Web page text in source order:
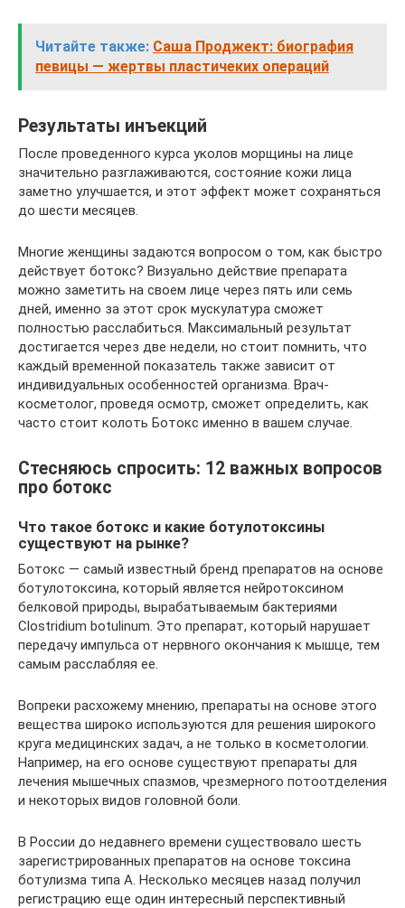
Читайте также: Саша Проджект: биография
певицы — жертвы пластичеких операций
Результаты инъекций
После проведенного курса уколов морщины на лице
значительно разглаживаются, состояние кожи лица
заметно улучшается, и этот эффект может сохраняться
до шести месяцев.
Многие женщины задаются вопросом о том, как быстро
действует ботокс? Визуально действие препарата
можно заметить на своем лице через пять или семь
дней, именно за этот срок мускулатура сможет
полностью расслабиться. Максимальный результат
достигается через две недели, но стоит помнить, что
каждый временной показатель также зависит от
индивидуальных особенностей организма. Врач-
косметолог, проведя осмотр, сможет определить, как
часто стоит колоть Ботокс именно в вашем случае.
Стесняюсь спросить: 12 важных вопросов
про ботокс
Что такое ботокс и какие ботулотоксины
существуют на рынке?
Ботокс — самый известный бренд препаратов на основе
ботулотоксина, который является нейротоксином
белковой природы, вырабатываемым бактериями
Clostridium botulinum. Это препарат, который нарушает
передачу импульса от нервного окончания к мышце, тем
самым расслабляя ее.
Вопреки расхожему мнению, препараты на основе этого
вещества широко используются для решения широкого
круга медицинских задач, а не только в косметологии.
Например, на его основе существуют препараты для
лечения мышечных спазмов, чрезмерного потоотделения
и некоторых видов головной боли.
В России до недавнего времени существовало шесть
зарегистрированных препаратов на основе токсина
ботулизма типа А. Несколько месяцев назад получил
регистрацию еще один интересный перспективный